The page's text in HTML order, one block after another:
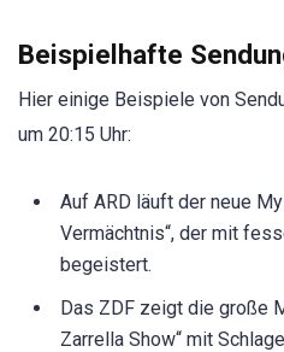
Beispielhafte
Hier einige Beispiele von
um 20:15 Uhr:
Auf ARD läuft der neue
Vermächtnis“, der mit
begeistert.
Das ZDF zeigt die große
Zarrella Show“ mit